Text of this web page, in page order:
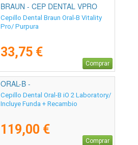
BRAUN - CEP DENTAL VPRO
PUR
Cepillo Dental Braun Oral-B Vitality
Pro/ Purpura
33,75 €
Comprar
ORAL-B -
Cepillo Dental Oral-B iO 2 Laboratory/
Incluye Funda + Recambio
119,00 €
Comprar